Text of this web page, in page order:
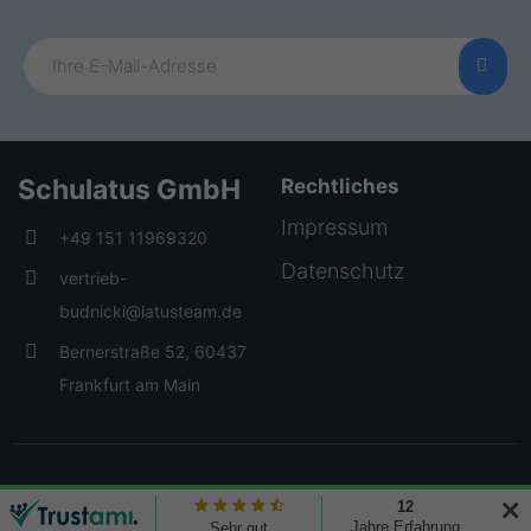
Schulatus GmbH
+49 151 11969320
vertrieb-
budnicki@latusteam.de
Bernerstraße 52, 60437
Frankfurt am Main
Rechtliches
Impressum
Datenschutz
© 2026 Creative Elements. All rights reserved
✕